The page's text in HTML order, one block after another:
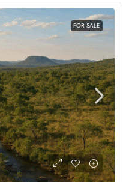
FOR SALE